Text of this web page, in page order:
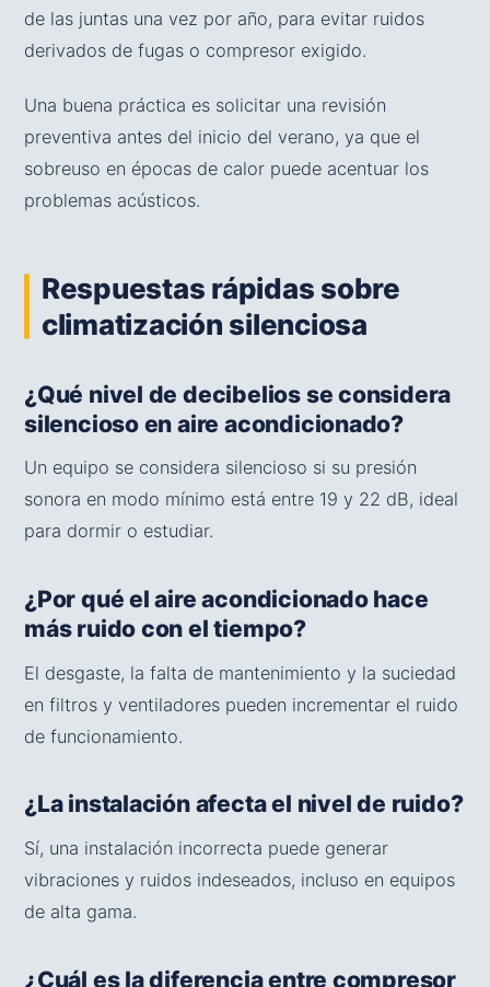
de las juntas una vez por año, para evitar ruidos
derivados de fugas o compresor exigido.
Una buena práctica es solicitar una revisión
preventiva antes del inicio del verano, ya que el
sobreuso en épocas de calor puede acentuar los
problemas acústicos.
Respuestas rápidas sobre
climatización silenciosa
¿Qué nivel de decibelios se considera
silencioso en aire acondicionado?
Un equipo se considera silencioso si su presión
sonora en modo mínimo está entre 19 y 22 dB, ideal
para dormir o estudiar.
¿Por qué el aire acondicionado hace
más ruido con el tiempo?
El desgaste, la falta de mantenimiento y la suciedad
en filtros y ventiladores pueden incrementar el ruido
de funcionamiento.
¿La instalación afecta el nivel de ruido?
Sí, una instalación incorrecta puede generar
vibraciones y ruidos indeseados, incluso en equipos
de alta gama.
¿Cuál es la diferencia entre compresor